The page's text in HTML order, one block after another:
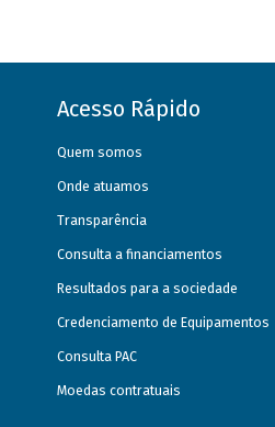
Acesso Rápido
Quem somos
Onde atuamos
Transparência
Consulta a financiamentos
Resultados para a sociedade
Credenciamento de Equipamentos
Consulta PAC
Moedas contratuais